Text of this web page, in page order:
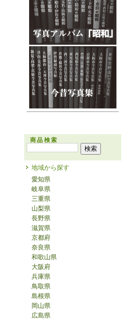
商品検索
地域から探す
愛知県
岐阜県
三重県
山梨県
長野県
滋賀県
京都府
奈良県
和歌山県
大阪府
兵庫県
鳥取県
島根県
岡山県
広島県